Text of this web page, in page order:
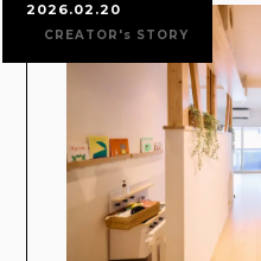
2026.02.20
CREATOR's STORY